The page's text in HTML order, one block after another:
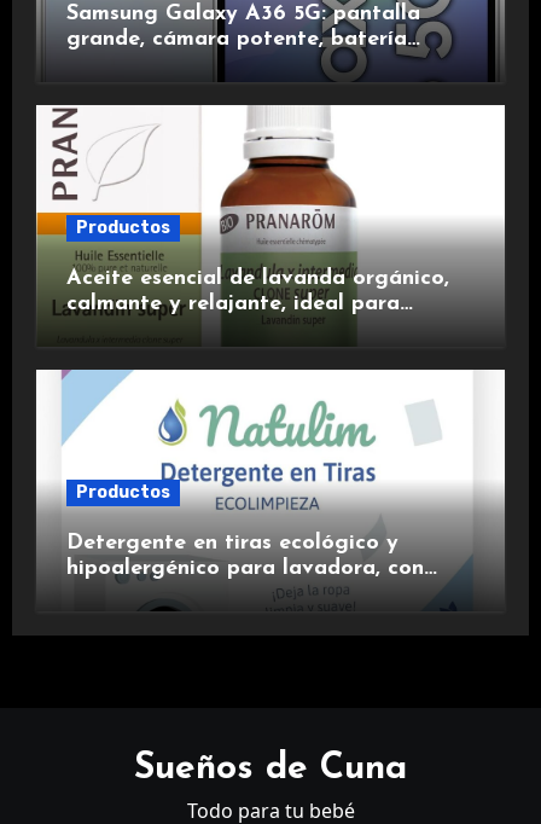
Samsung Galaxy A36 5G: pantalla
grande, cámara potente, batería
duradera y carga rápida para una
experiencia premium.
Productos
Aceite esencial de lavanda orgánico,
calmante y relajante, ideal para
Productos
Detergente en tiras ecológico y
hipoalergénico para lavadora, con
suavizante incluido y fragancia de
lavanda.
Sueños de Cuna
Todo para tu bebé